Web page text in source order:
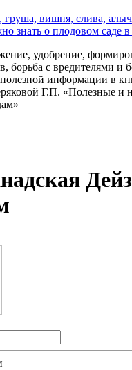
груша, вишня, слива,
знать о плодовом саде
удобрение,
борьба с вредителями и
информации в
Г.П. «Полезные и